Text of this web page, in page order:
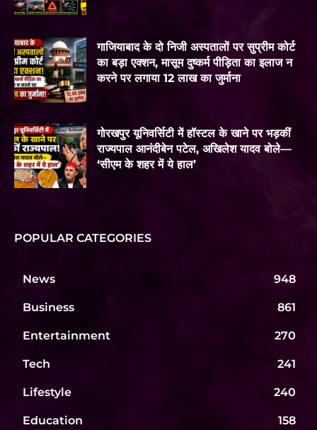
गाजियाबाद के दो निजी अस्पतालों पर सुप्रीम कोर्ट
का बड़ा एक्शन, मासूम दुष्कर्म पीड़िता का इलाज न
करने पर लगाया 12 लाख का जुर्माना
गोरखपुर यूनिवर्सिटी में हॉस्टल के खाने पर भड़कीं
राज्यपाल आनंदीबेन पटेल, अखिलेश यादव बोले—
‘सीएम के शहर में ये हाल’
POPULAR CATEGORIES
News 948
Business 861
Entertainment 270
Tech 241
Lifestyle 240
Education 158